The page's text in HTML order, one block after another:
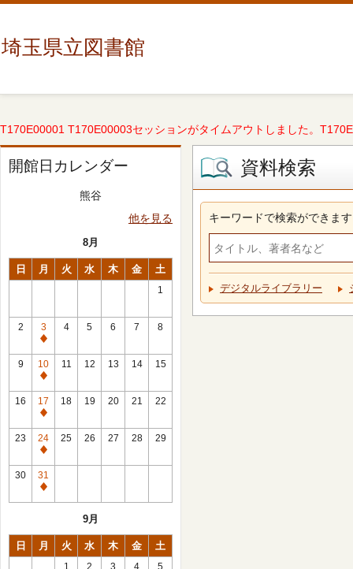
埼玉県立図書館
T170E00001 T170E00003セッションがタイムアウトしました。
開館日カレンダー
熊谷
他を見る
8月
日 月 火 水 木 金 土
1
2
3
休
館
日
4 5 6 7 8
9
10
休
館
日
11 12 13 14 15
16
17
休
館
日
18 19 20 21 22
23
24
休
館
日
25 26 27 28 29
30
31
休
9月
日 月 火 水 木 金 土
1 2 3 4 5
資料検索
キーワードで検索ができます
デジタルライブラリー